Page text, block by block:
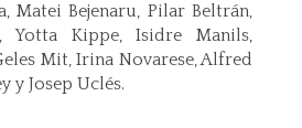
Matei Bejenaru, Pilar Beltrán,
Yotta Kippe, Isidre Manils,
Mit, Irina Novarese, Alfred
y Josep Uclés.